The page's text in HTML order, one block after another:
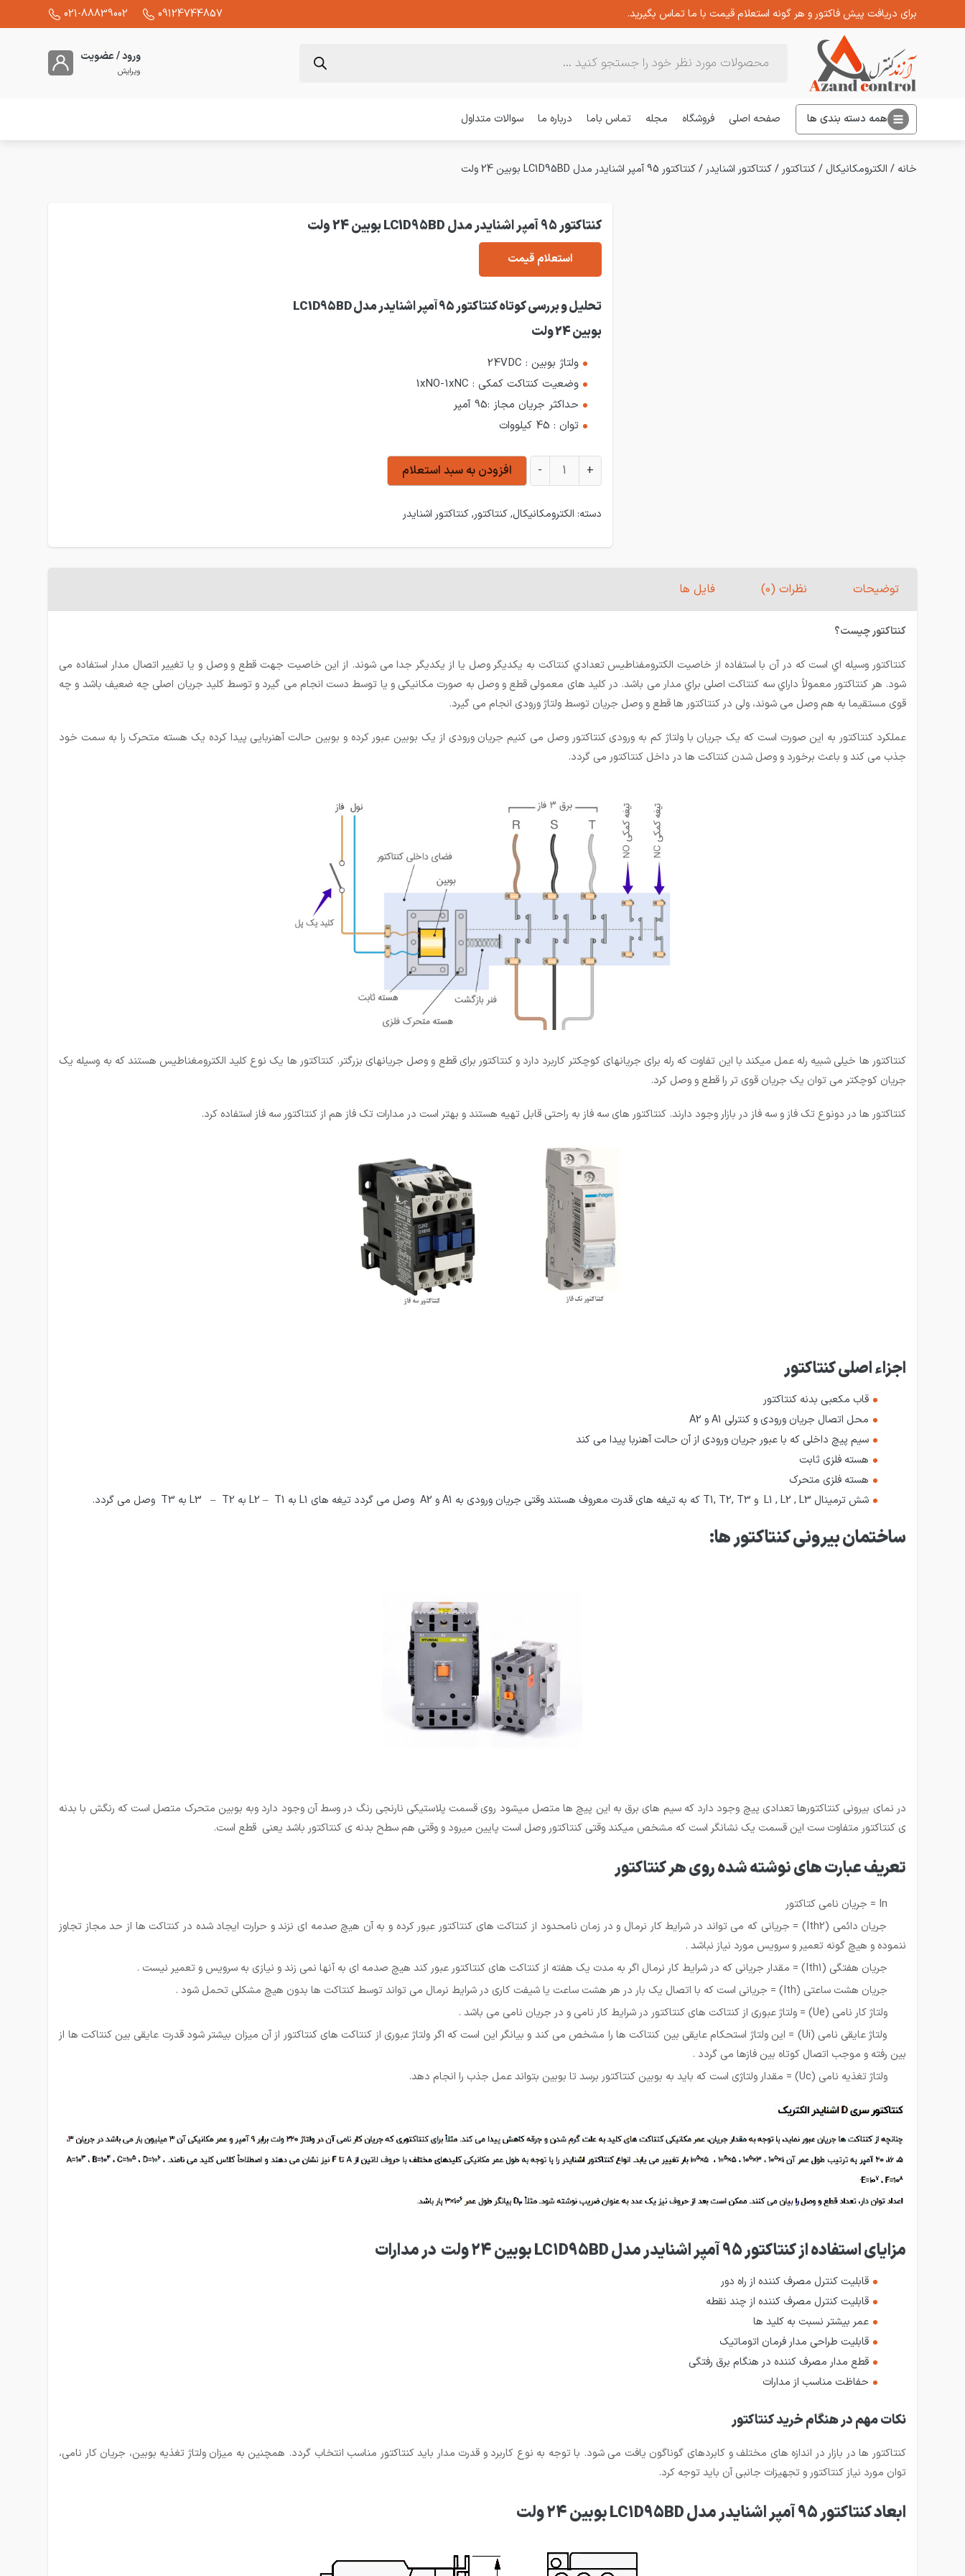
برای دریافت پیش فاکتور و هر گونه استعلام قیمت با ما تماس بگیرید. 09124744857
021-88839002
ورود / عضویت
ویرایش
همه دسته بندی ها صفحه اصلی فروشگاه مجله تماس باما درباره ما سوالات متداول
خانه / الکترومکانیکال /کنتاکتور /کنتاکتور اشنایدر /کنتاکتور 95 آمپر اشنایدر مدل LC1D95BD بوبین 24 ولت
کنتاکتور 95 آمپر اشنایدر مدل LC1D95BD بوبین 24 ولت
استعلام قیمت
تحلیل و بررسی کوتاه کنتاکتور 95 آمپر اشنایدر مدل LC1D95BD
بوبین 24 ولت
ولتاژ بوبین : 24VDC
وضعیت کنتاکت کمکی : 1xNO-1xNC
حداکثر جریان مجاز :95 آمپر
توان : 45 کیلووات
کنتاکتور 95 آمپر اشنایدر مدل LC1D95BD بوبین 24 ولت عدد
+
- افزودن به سبد استعلام
دسته: الکترومکانیکال,کنتاکتور,کنتاکتور اشنایدر
توضیحات نظرات (0) فایل ها
کنتاکتور چیست؟
کنتاکتور وسیله اي است که در آن با استفاده از خاصیت الکترومفناطیس تعدادي کنتاکت به یکدیگر وصل یا از یکدیگر جدا می شوند. از این خاصیت جهت قطع و وصل و یا تغییر اتصال مدار استفاده می
شود. هر کنتاکتور معمولاً داراي سه کنتاکت اصلی براي مدار می باشد. در کلید های معمولی قطع و وصل به صورت مکانیکی و یا توسط دست انجام می گیرد و توسط کلید جریان اصلی چه ضعیف باشد و چه
قوی مستقیما به هم وصل می شوند، ولی در کنتاکتور ها قطع و وصل جریان توسط ولتاژ ورودی انجام می گیرد.
عملکرد کنتاکتور به این صورت است که یک جریان با ولتاژ کم به ورودی کنتاکتور وصل می کنیم جریان ورودی از یک بوبین عبور کرده و بوبین حالت آهنربایی پیدا کرده یک هسته متحرک را به سمت خود
جذب می کند و باعث برخورد و وصل شدن کنتاکت ها در داخل کنتاکتور می گردد.
کنتاکتور ها خیلی شبیه رله عمل میکند با این تفاوت که رله برای جریانهای کوچکتر کاربرد دارد و کنتاکتور برای قطع و وصل جریانهای بزرگتر. کنتاکتور ها یک نوع کلید الکترومغناطیس هستند که به وسیله یک
جریان کوچکتر می توان یک جریان قوی تر را قطع و وصل کرد.
کنتاکتور ها در دونوع تک فاز و سه فاز در بازار وجود دارند. کنتاکتور های سه فاز به راحتی قابل تهیه هستند و بهتر است در مدارات تک فاز هم از کنتاکتور سه فاز استفاده کرد.
اجزاء اصلی کنتاکتور
قاب مکعبی بدنه کنتاکتور
محل اتصال جریان ورودی و کنترلی A1 و A2
سیم پیچ داخلی که با عبور جریان ورودی از آن حالت آهنربا پیدا می کند
هسته فلزی ثابت
هسته فلزی متحرک
شش ترمینال L1 , L2 , L3 و T1, T2, T3 که به تیغه های قدرت معروف هستند وقتی جریان ورودی به A1 و A2 وصل می گردد تیغه های L1 به L2 – T1 به L3 – T2 به T3 وصل می گردد.
ساختمان بیرونی کنتاکتور ها:
در نمای بیرونی کنتاکتورها تعدادی پیچ وجود دارد که سیم های برق به این پیچ ها متصل میشود روی قسمت پلاستیکی نارنجی رنگ در وسط آن وجود دارد وبه بوبین متحرک متصل است که رنگش با بدنه
ی کنتاکتور متفاوت ست این قسمت یک نشانگر است که مشخص میکند وقتی کنتاکتور وصل است پایین میرود و وقتی هم سطح بدنه ی کنتاکتور باشد یعنی قطع است.
تعریف عبارت های نوشته شده روی هر کنتاکتور
جریان دائمی (Ith2) = جریانی که می تواند در شرایط کار نرمال و در زمان نامحدود از کنتاکت های کنتاکتور عبور کرده و به آن هیچ صدمه ای نزند و حرارت ایجاد شده در کنتاکت ها از حد مجاز تجاوز
ننموده و هیچ گونه تعمیر و سرویس مورد نیاز نباشد .
جریان هفتگی (Ith1) = مقدار جریانی که در شرایط کار نرمال اگر به مدت یک هفته از کنتاکت های کنتاکتور عبور کند هیچ صدمه ای به آنها نمی زند و نیازی به سرویس و تعمیر نیست .
جریان هشت ساعتی (Ith) = جریانی است که با اتصال یک بار در هر هشت ساعت یا شیفت کاری در شرایط نرمال می تواند توسط کنتاکت ها بدون هیچ مشکلی تحمل شود .
ولتاژ کار نامی (Ue) = ولتاژ عبوری از کنتاکت های کنتاکتور در شرایط کار نامی و در جریان نامی می باشد .
ولتاژ عایقی نامی (Ui) = این ولتاژ استحکام عایقی بین کنتاکت ها را مشخص می کند و بیانگر این است که اگر ولتاژ عبوری از کنتاکت های کنتاکتور از آن میزان بیشتر شود قدرت عایقی بین کنتاکت ها از
بین رفته و موجب اتصال کوتاه بین فازها می گردد .
ولتاژ تغذیه نامی (Uc) = مقدار ولتاژی است که باید به بوبین کنتاکتور برسد تا بوبین بتواند عمل جذب را انجام دهد.
مزایای استفاده از کنتاکتور 95 آمپر اشنایدر مدل LC1D95BD بوبین 24 ولت در مدارات
قابلیت کنترل مصرف کننده از راه دور
قابلیت کنترل مصرف کننده از چند نقطه
عمر بیشتر نسبت به کلید ها
قابلیت طراحی مدار فرمان اتوماتیک
قطع مدار مصرف کننده در هنگام برق رفتگی
حفاظت مناسب از مدارات
نکات مهم در هنگام خرید کنتاکتور
کنتاکتور ها در بازار در اندازه های مختلف و کابردهای گوناگون یافت می شود. با توجه به نوع کاربرد و قدرت مدار باید کنتاکتور مناسب انتخاب گردد. همچنین به میزان ولتاژ تغذیه بوبین، جریان کار نامی،
توان مورد نیاز کنتاکتور و تجهیزات جانبی آن باید توجه کرد.
ابعاد کنتاکتور 95 آمپر اشنایدر مدل LC1D95BD بوبین 24 ولت